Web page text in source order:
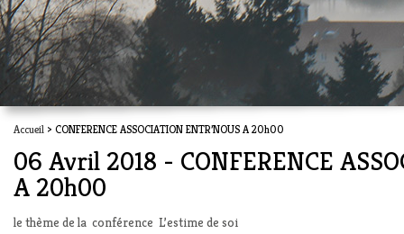
Accueil > CONFERENCE ASSOCIATION ENTR’NOUS A 20h00
06 Avril 2018 - CONFERENCE
A 20h00
le thème de la conférence L’estime de soi